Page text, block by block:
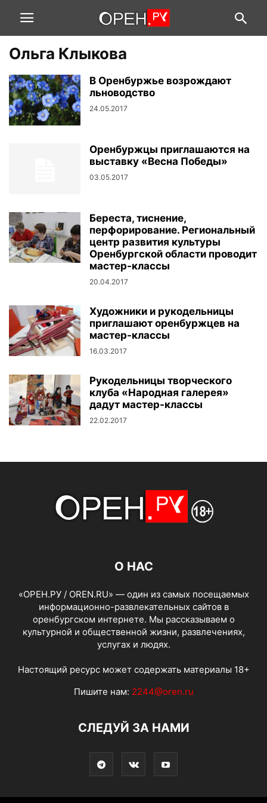
Ольга Клыкова
В Оренбуржье возрождают
льноводство
24.05.2017
Оренбуржцы приглашаются на
выставку «Весна Победы»
03.05.2017
Береста, тиснение,
перфорирование. Региональный
центр развития культуры
Оренбургской области проводит
мастер-классы
20.04.2017
Художники и рукодельницы
приглашают оренбуржцев на
мастер-классы
16.03.2017
Рукодельницы творческого
клуба «Народная галерея»
дадут мастер-классы
22.02.2017
О НАС
«ОРЕН.РУ / OREN.RU» — один из самых посещаемых
информационно-развлекательных сайтов в
оренбургском интернете. Мы рассказываем о
культурной и общественной жизни, развлечениях,
услугах и людях.
Настоящий ресурс может содержать материалы 18+
Пишите нам: 2244@oren.ru
СЛЕДУЙ ЗА НАМИ